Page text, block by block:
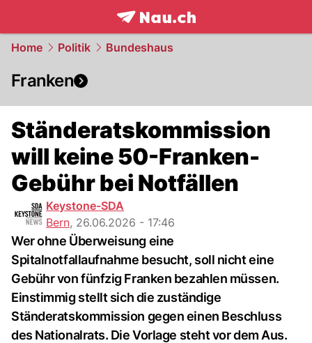
frontpage.NAU.ch
Home Politik Bundeshaus
Franken
Ständeratskommission
will keine 50-Franken-
Gebühr bei Notfällen
Keystone-SDA
Bern, 26.06.2026 - 17:46
Wer ohne Überweisung eine
Spitalnotfallaufnahme besucht, soll nicht eine
Gebühr von fünfzig Franken bezahlen müssen.
Einstimmig stellt sich die zuständige
Ständeratskommission gegen einen Beschluss
des Nationalrats. Die Vorlage steht vor dem Aus.